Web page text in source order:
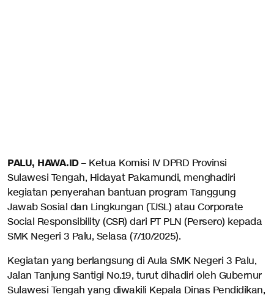
PALU, HAWA.ID– Ketua Komisi IV DPRD Provinsi
Sulawesi Tengah, Hidayat Pakamundi, menghadiri
kegiatan penyerahan bantuan program Tanggung
Jawab Sosial dan Lingkungan (TJSL) atau Corporate
Social Responsibility (CSR) dari PT PLN (Persero) kepada
SMK Negeri 3 Palu, Selasa (7/10/2025).
Kegiatan yang berlangsung di Aula SMK Negeri 3 Palu,
Jalan Tanjung Santigi No.19, turut dihadiri oleh Gubernur
Sulawesi Tengah yang diwakili Kepala Dinas Pendidikan,